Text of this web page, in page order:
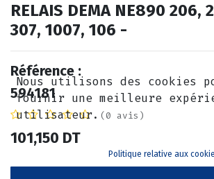
RELAIS DEMA NE890 206,
307, 1007, 106 -
Référence :
594181
(0 avis)
101,150 DT
Nous utilisons des cookies
fournir une meilleure
utilisateur.
Politique relative aux